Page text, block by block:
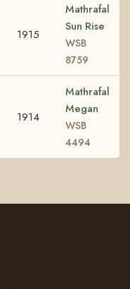
1915
Mathrafal
Sun Rise
WSB
8759
1914
Mathrafal
Megan
WSB
4494